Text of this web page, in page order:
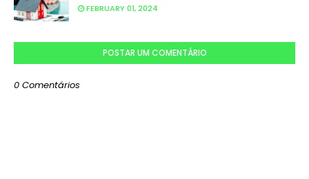
FEBRUARY 01, 2024
POSTAR UM COMENTÁRIO
0 Comentários